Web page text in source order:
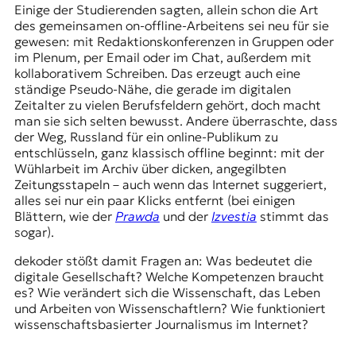
u
r
o
p
a
Einige der Studierenden sagten, allein schon die Art
des gemeinsamen on-offline-Arbeitens sei neu für sie
gewesen: mit Redaktionskonferenzen in Gruppen oder
im Plenum, per Email oder im Chat, außerdem mit
kollaborativem Schreiben. Das erzeugt auch eine
ständige Pseudo-Nähe, die gerade im digitalen
Zeitalter zu vielen Berufsfeldern gehört, doch macht
man sie sich selten bewusst. Andere überraschte, dass
der Weg, Russland für ein online-Publikum zu
entschlüsseln, ganz klassisch offline beginnt: mit der
Wühlarbeit im Archiv über dicken, angegilbten
Zeitungsstapeln – auch wenn das Internet suggeriert,
alles sei nur ein paar Klicks entfernt (bei einigen
Blättern, wie der Prawda und der Izvestia stimmt das
sogar).
dekoder stößt damit Fragen an: Was bedeutet die
digitale Gesellschaft? Welche Kompetenzen braucht
es? Wie verändert sich die Wissenschaft, das Leben
und Arbeiten von Wissenschaftlern? Wie funktioniert
wissenschaftsbasierter Journalismus im Internet?